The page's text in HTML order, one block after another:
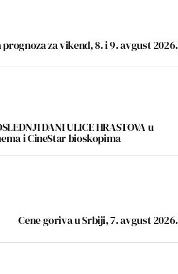
za vikend, 8. i 9. avgust 2026.
DANI ULICE HRASTOVA u
i CineStar bioskopima
Cene goriva u Srbiji, 7. avgust 2026.